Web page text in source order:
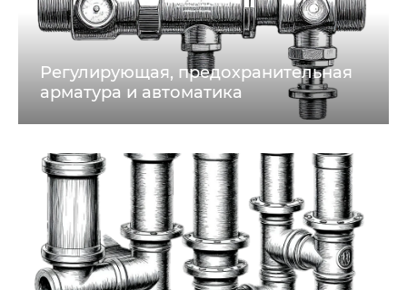
Регулирующая, предохранительная
арматура и автоматика